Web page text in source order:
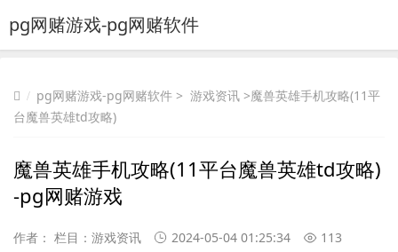
pg网赌游戏-pg网赌软件
pg网赌游戏-pg网赌软件 > 游戏资讯 >魔兽英雄手机攻略(11平
台魔兽英雄td攻略)
魔兽英雄手机攻略(11平台魔兽英雄td攻略)
-pg网赌游戏
作者： 栏目： 游戏资讯 2024-05-04 01:25:34 113